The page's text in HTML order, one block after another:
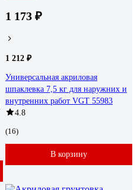
1 173 ₽
1 212 ₽
Универсальная акриловая
шпаклевка 7,5 кг для наружних и
внутренних работ VGT 55983
4.8
(16)
В корзину